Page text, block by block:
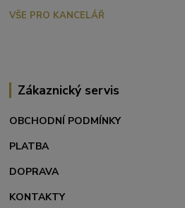
VŠE PRO KANCELÁŘ
Zákaznický servis
OBCHODNÍ PODMÍNKY
PLATBA
DOPRAVA
KONTAKTY